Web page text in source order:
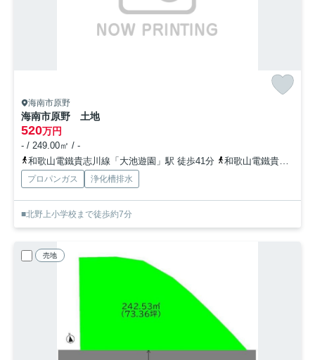
海南市原野
海南市原野 土地
520万円
- / 249.00㎡ / -
和歌山電鐵貴志川線「大池遊園」駅 徒歩41分
和歌山電鐵貴志川線「西山口」駅 徒歩44分
プロパンガス 浄化槽排水
■北野上小学校まで徒歩約7分
売地